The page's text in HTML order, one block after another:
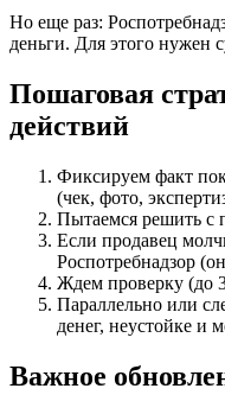
Но еще раз:
деньги. Для этого нужен
Пошаговая
действий
Фиксируем факт
(чек, фото,
Пытаемся решить с
Если продавец
Роспотребнадзор
Ждем проверку (до
Параллельно или
денег, неустойке и
Важное